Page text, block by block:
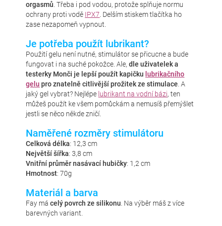
orgasmů. Třeba i pod vodou, protože splňuje normu
ochrany proti vodě IPX7. Delším stiskem tlačítka ho
zase nezapomeň vypnout.
Je potřeba použít lubrikant?
Použití gelu není nutné, stimulátor se přicucne a bude
fungovat i na suché pokožce. Ale,dle uživatelek a
testerky Monči je lepší použít kapičku lubrikačního
gelu pro znatelně citlivější prožitek ze stimulace. A
jaký gel vybrat? Nejlépe lubrikant na vodní bázi, ten
můžeš použít ke všem pomůckám a nemusíš přemýšlet
jestli se něco někde zničí.
Naměřené rozměry stimulátoru
Celková délka: 12,3 cm
Největší šířka: 3,8 cm
Vnitřní průměr nasávací hubičky: 1,2 cm
Hmotnost: 70g
Materiál a barva
Fay mácelý povrch ze silikonu. Na výběr máš z více
barevných variant.